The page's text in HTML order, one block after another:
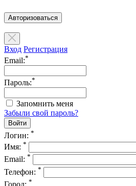
Авторизоваться
Вход Регистрация
Email:*
Пароль:*
Запомнить меня
Забыли свой пароль?
Логин: *
Имя: *
Email: *
Телефон: *
Город: *